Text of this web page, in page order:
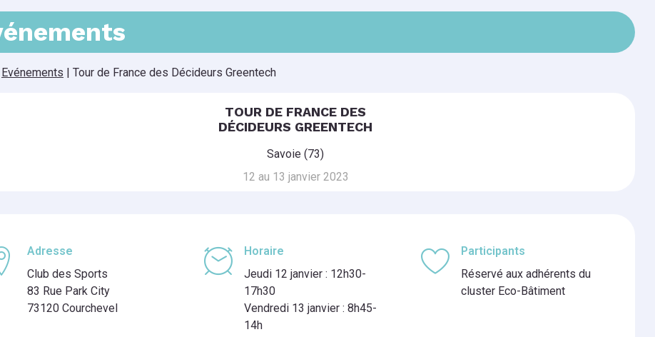
Evénements | Tour de France des Décideurs Greentech
TOUR DE FRANCE DES
DÉCIDEURS GREENTECH
Savoie (73)
12 au 13 janvier 2023
Adresse
Club des Sports
83 Rue Park City
73120 Courchevel
Horaire
Jeudi 12 janvier : 12h30-
17h30
Vendredi 13 janvier : 8h45-
14h
Participants
Réservé aux adhérents du
cluster Eco-Bâtiment